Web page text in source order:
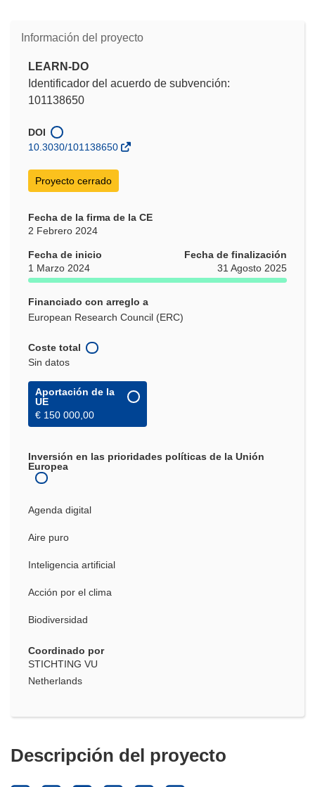
Información del proyecto
LEARN-DO
Identificador del acuerdo de subvención:
101138650
DOI
10.3030/101138650
Proyecto cerrado
Fecha de la firma de la CE
2 Febrero 2024
Fecha de inicio
1 Marzo 2024
Fecha de finalización
31 Agosto 2025
Financiado con arreglo a
European Research Council (ERC)
Coste total
Sin datos
Aportación de la
UE
€ 150 000,00
Inversión en las prioridades políticas de la Unión
Europea
Agenda digital
Aire puro
Inteligencia artificial
Acción por el clima
Biodiversidad
Coordinado por
STICHTING VU
Netherlands
Descripción del proyecto